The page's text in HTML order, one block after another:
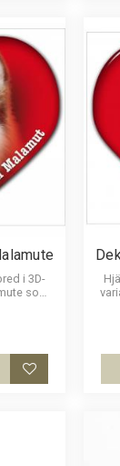
i 3D-
som
Lägg till i